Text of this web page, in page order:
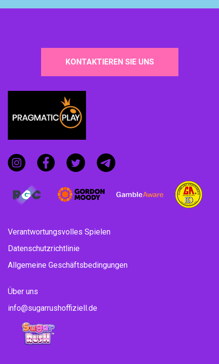
KONTAKTIEREN SIE UNS
Verantwortungsvolles Spielen
Datenschutzrichtlinie
Allgemeine Geschäftsbedingungen
Über uns
info@sugarrushoffiziell.de